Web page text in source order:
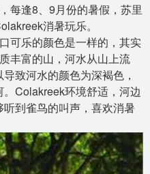
每逢8、9月份的暑假，苏里
消暑玩乐。
可乐的颜色是一样的，其实
丰富的山，河水从山上流
致河水的颜色为深褐色，
Colakreek环境舒适，河边
到雀鸟的叫声，喜欢消暑